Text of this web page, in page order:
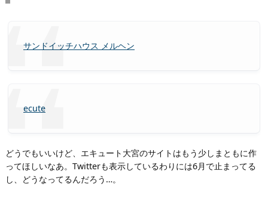
サンドイッチハウス メルヘン
ecute
どうでもいいけど、エキュート大宮のサイトはもう少しまともに作
ってほしいなあ。Twitterも表示しているわりには6月で止まってる
し、どうなってるんだろう…。